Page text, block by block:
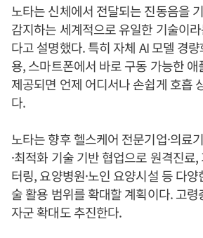
노타는 신체에서 전달되는 진동음을
감지하는 세계적으로 유일한 기술이
다고 설명했다. 특히 자체 AI 모델 경
용, 스마트폰에서 바로 구동 가능한
제공되면 언제 어디서나 손쉽게 호흡
다.
노타는 향후 헬스케어 전문기업·의료
·최적화 기술 기반 협업으로 원격진료
터링, 요양병원·노인 요양시설 등 다
술 활용 범위를 확대할 계획이다. 고령
자군 확대도 추진한다.